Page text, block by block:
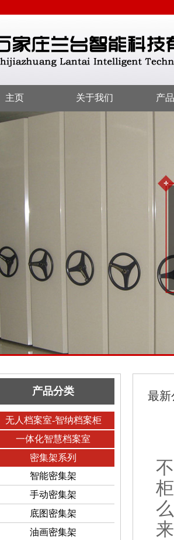
主页 关于我们 产
产品分类
无人档案室-智纳档案柜
一体化智慧档案室
密集架系列
智能密集架
手动密集架
底图密集架
油画密集架
最新